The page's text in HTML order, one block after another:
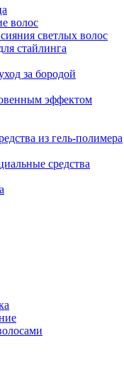
волос
светлых волос
стайлинга
за бородой
эффектом
из гель-полимера
средства